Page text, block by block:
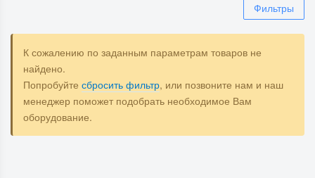
Фильтры
К сожалению по заданным параметрам товаров не
найдено.
Попробуйте сбросить фильтр, или позвоните нам и наш
менеджер поможет подобрать необходимое Вам
оборудование.